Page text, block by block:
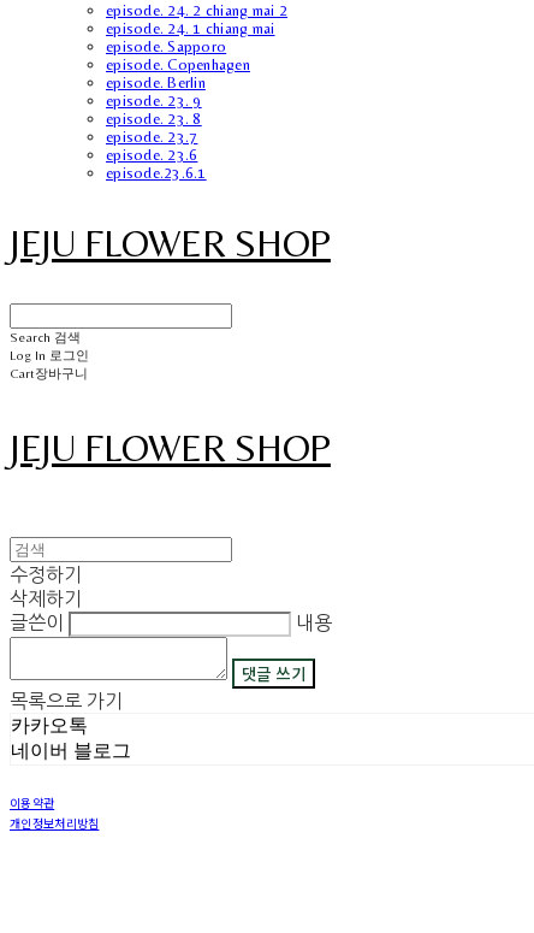
episode. 24. 2 chiang mai 2
episode. 24. 1 chiang mai
episode. Sapporo
episode. Copenhagen
episode. Berlin
episode. 23. 9
episode. 23. 8
episode. 23.7
episode. 23.6
episode.23.6.1
JEJU FLOWER SHOP
Search 검색
Log In 로그인
Cart장바구니
JEJU FLOWER SHOP
수정하기
삭제하기
글쓴이
내용
댓글 쓰기
목록으로 가기
카카오톡
네이버 블로그
이용약관
개인정보처리방침